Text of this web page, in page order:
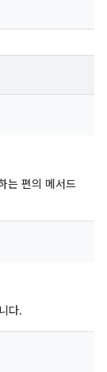
는 편의 메서드
다.